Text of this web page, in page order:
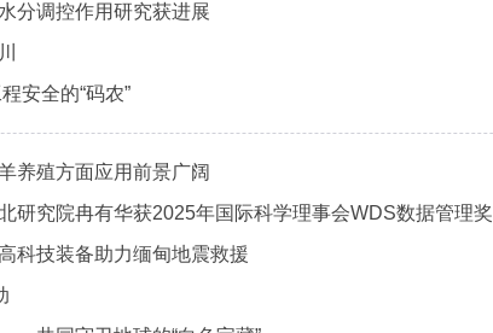
分调控作用研究获进展
安全的“码农”
养殖方面应用前景广阔
研究院冉有华获2025年国际科学理事会WDS数据管理奖
科技装备助力缅甸地震救援